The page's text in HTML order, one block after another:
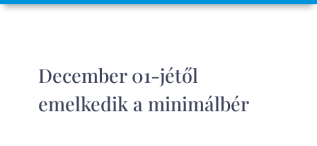
December 01-jétől
emelkedik a minimálbér